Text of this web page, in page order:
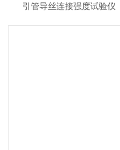
引管导丝连接强度试验仪